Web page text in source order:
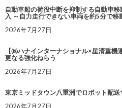
自動車船の荷役中断を抑制する自動車
入 ～自力走行できない車両を約5分で移
2026年7月27日
【㈱ハナインターナショナル×星清重
更なる強化ねらう
2026年7月27日
東京ミッドタウン八重洲でロボット配
2026年7月27日